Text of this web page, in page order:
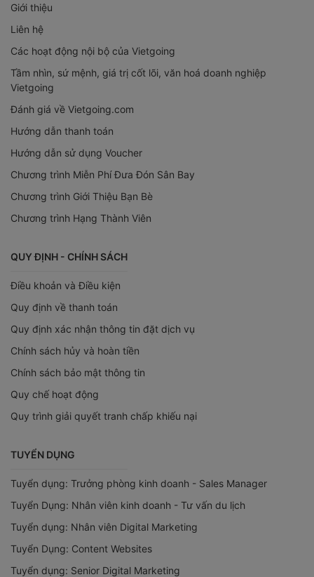
Giới thiệu
Liên hệ
Các hoạt động nội bộ của Vietgoing
Tầm nhìn, sứ mệnh, giá trị cốt lõi, văn hoá doanh nghiệp
Vietgoing
Đánh giá về Vietgoing.com
Hướng dẫn thanh toán
Hướng dẫn sử dụng Voucher
Chương trình Miễn Phí Đưa Đón Sân Bay
Chương trình Giới Thiệu Bạn Bè
Chương trình Hạng Thành Viên
QUY ĐỊNH - CHÍNH SÁCH
Điều khoản và Điều kiện
Quy định về thanh toán
Quy định xác nhận thông tin đặt dịch vụ
Chính sách hủy và hoàn tiền
Chính sách bảo mật thông tin
Quy chế hoạt động
Quy trình giải quyết tranh chấp khiếu nại
TUYỂN DỤNG
Tuyển dụng: Trưởng phòng kinh doanh - Sales Manager
Tuyển Dụng: Nhân viên kinh doanh - Tư vấn du lịch
Tuyển dụng: Nhân viên Digital Marketing
Tuyển Dụng: Content Websites
Tuyển dụng: Senior Digital Marketing